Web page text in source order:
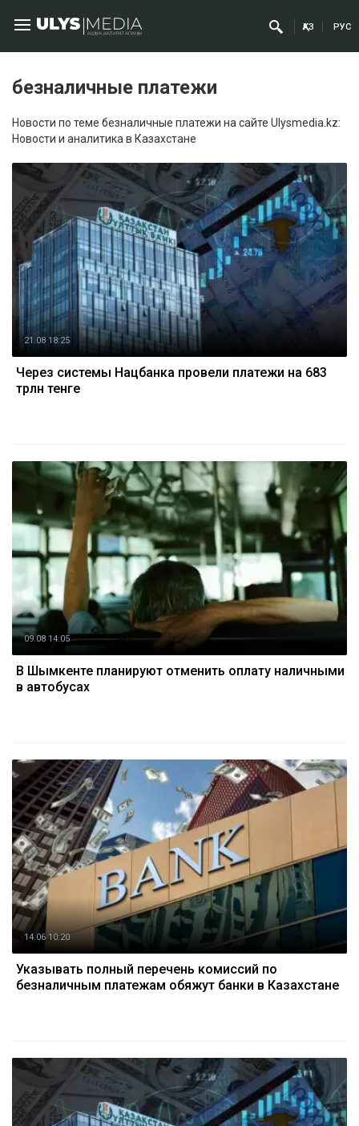
ҚАЗ РУС
безналичные платежи
Новости по теме безналичные платежи на сайте Ulysmedia.kz:
Новости и аналитика в Казахстане
21.08 18:25
Через системы Нацбанка провели платежи на 683
трлн тенге
09.08 14:05
В Шымкенте планируют отменить оплату наличными
в автобусах
14.06 10:20
Указывать полный перечень комиссий по
безналичным платежам обяжут банки в Казахстане